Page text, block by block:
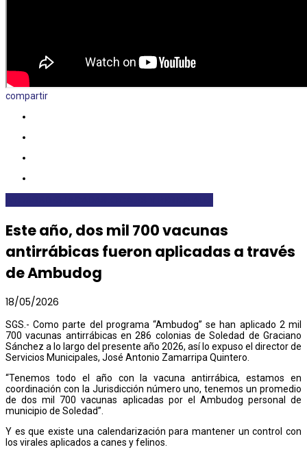
compartir
Este año, dos mil 700 vacunas
antirrábicas fueron aplicadas a través
de Ambudog
18/05/2026
SGS.- Como parte del programa “Ambudog” se han aplicado 2 mil
700 vacunas antirrábicas en 286 colonias de Soledad de Graciano
Sánchez a lo largo del presente año 2026, así lo expuso el director de
Servicios Municipales, José Antonio Zamarripa Quintero.
“Tenemos todo el año con la vacuna antirrábica, estamos en
coordinación con la Jurisdicción número uno, tenemos un promedio
de dos mil 700 vacunas aplicadas por el Ambudog personal de
municipio de Soledad”.
Y es que existe una calendarización para mantener un control con
los virales aplicados a canes y felinos.